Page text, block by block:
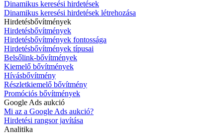
Dinamikus keresési hirdetések
Dinamikus keresési hirdetések létrehozása
Hirdetésbővítmények
Hirdetésbővítmények
Hirdetésbővítmények fontossága
Hirdetésbővítmények típusai
Belsőlink-bővítmények
Kiemelő bővítmények
Hívásbővítmény
Részletkiemelő bővítmény
Promóciós bővítmények
Google Ads aukció
Mi az a Google Ads aukció?
Hirdetési rangsor javítása
Analitika